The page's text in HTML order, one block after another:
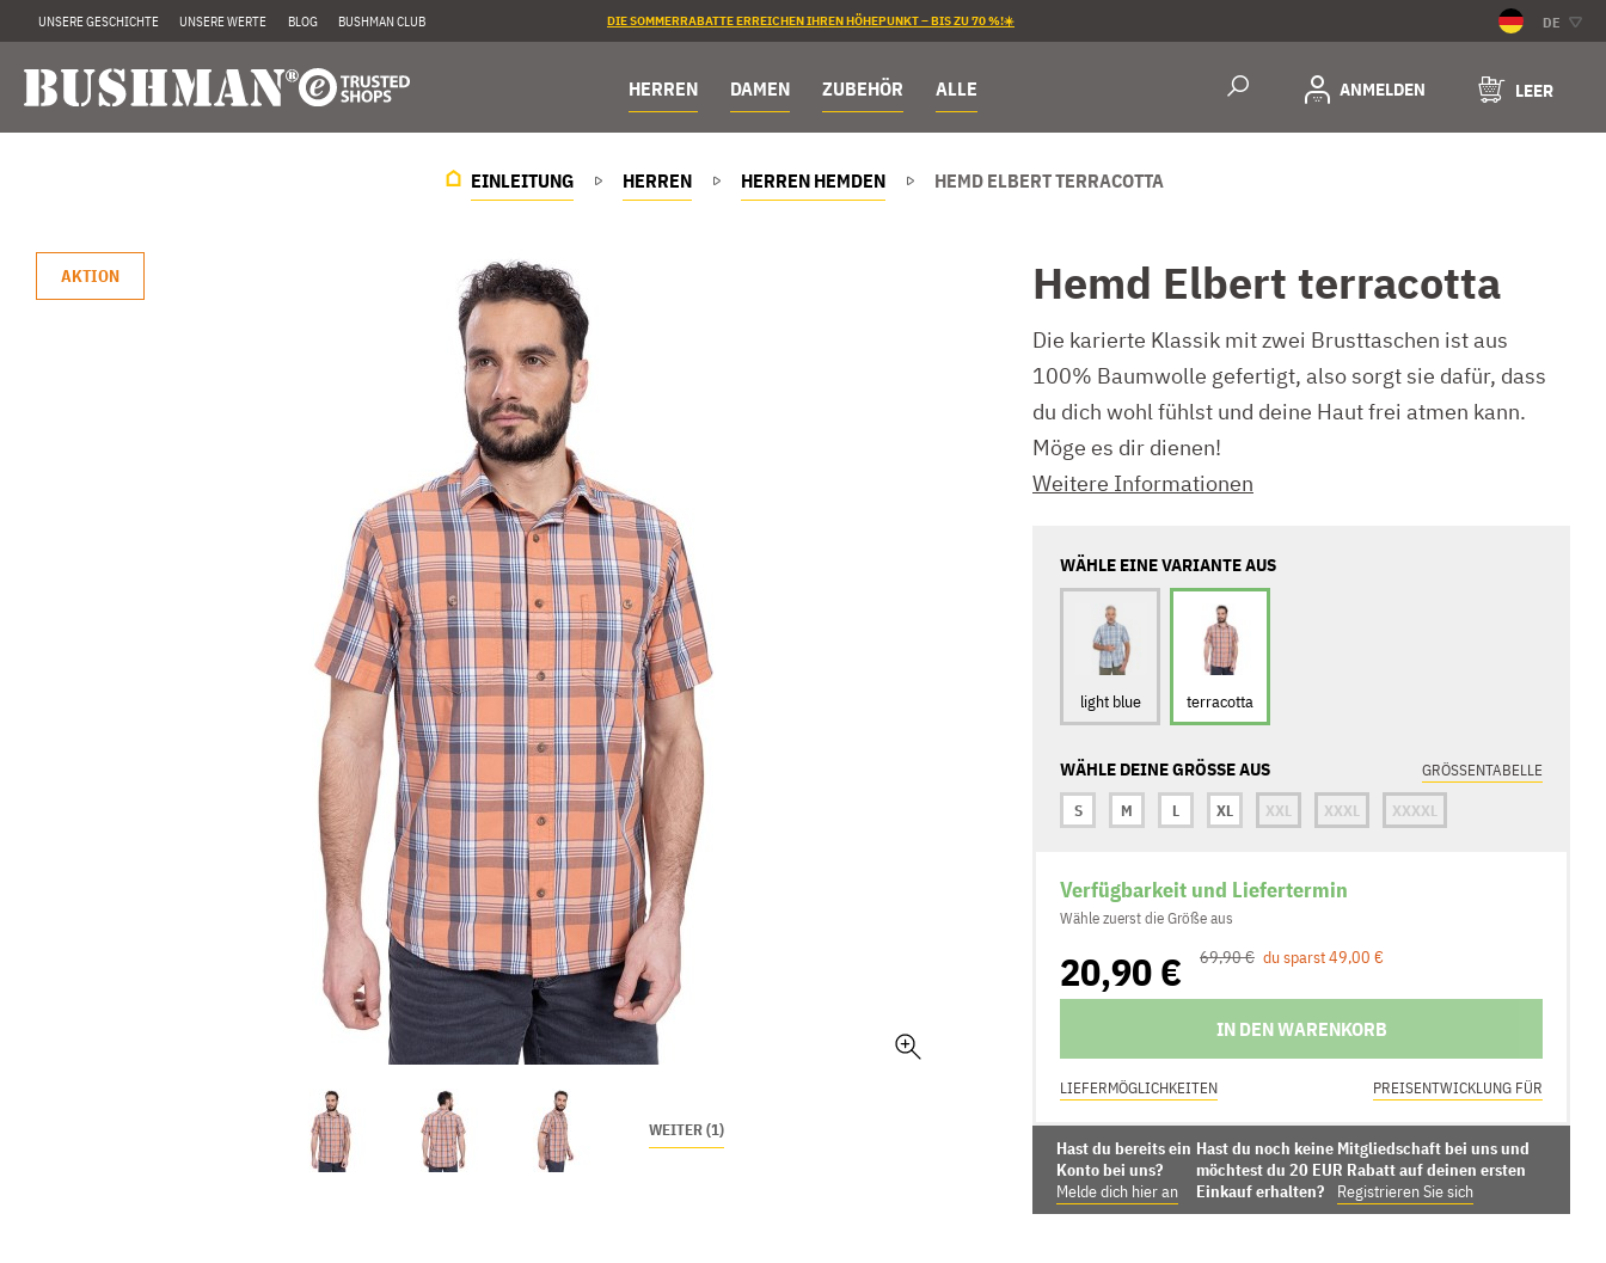
UNSERE GESCHICHTE UNSERE WERTE BLOG BUSHMAN CLUB DIE SOMMERRABATTE ERREICHEN IHREN HÖHEPUNKT – BIS ZU 70 %!☀️ DE
HERREN DAMEN ZUBEHÖR ALLE ANMELDEN LEER
EINLEITUNG HERREN HERREN HEMDEN HEMD ELBERT TERRACOTTA
AKTION
WEITER (1)
Hemd Elbert terracotta
Die karierte Klassik mit zwei Brusttaschen ist aus
100% Baumwolle gefertigt, also sorgt sie dafür, dass
du dich wohl fühlst und deine Haut frei atmen kann.
Möge es dir dienen!
Weitere Informationen
WÄHLE EINE VARIANTE AUS
light blue terracotta
WÄHLE DEINE GRÖSSE AUS
GRÖSSENTABELLE
S
M L XL XXL XXXL XXXXL
Verfügbarkeit und Liefertermin
Wähle zuerst die Größe aus
20,90 € 69,90 € du sparst 49,00 €
IN DEN WARENKORB
LIEFERMÖGLICHKEITEN PREISENTWICKLUNG FÜR
Hast du bereits ein
Konto bei uns?
Melde dich hier an
Hast du noch keine Mitgliedschaft bei uns und
möchtest du 20 EUR Rabatt auf deinen ersten
Einkauf erhalten?
Registrieren Sie sich